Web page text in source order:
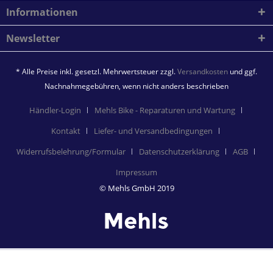
Informationen
Newsletter
* Alle Preise inkl. gesetzl. Mehrwertsteuer zzgl.Versandkosten und ggf.
Nachnahmegebühren, wenn nicht anders beschrieben
Händler-Login
Mehls Bike - Reparaturen und Wartung
Kontakt
Liefer- und Versandbedingungen
Widerrufsbelehrung/Formular
Datenschutzerklärung
AGB
Impressum
© Mehls GmbH 2019